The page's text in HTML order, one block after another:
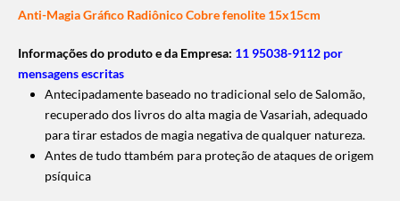
Anti-Magia Gráfico Radiônico Cobre fenolite 15x15cm
Informações do produto e da Empresa: 11 95038-9112 por
mensagens escritas
Antecipadamente baseado no tradicional selo de Salomão,
recuperado dos livros do alta magia de Vasariah, adequado
para tirar estados de magia negativa de qualquer natureza.
Antes de tudo ttambém para proteção de ataques de origem
psíquica